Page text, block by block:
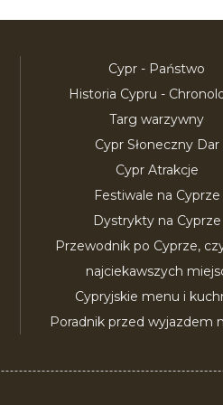
Cypr - Państwo
Historia Cypru -
Targ warzywny
Cypr Słoneczny Dar
Cypr Atrakcje
Festiwale na Cyprze
Dystrykty na Cyprze
Przewodnik po Cyprze,
najciekawszych
Cypryjskie menu i
Poradnik przed wyjazdem